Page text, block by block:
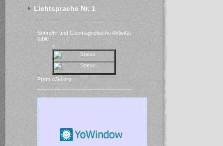
Lichtsprache Nr. 1
Sonnen- und Geomagnetische Aktivität
table
>
From n3kl.org